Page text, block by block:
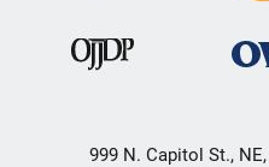
999 N. Capitol St.,